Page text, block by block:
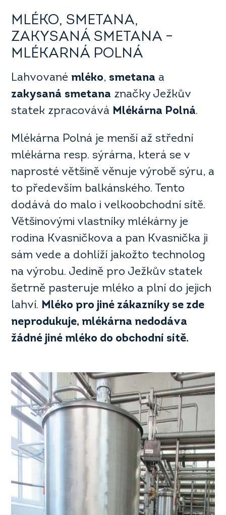
MLÉKO, SMETANA,
ZAKYSANÁ SMETANA –
MLÉKARNÁ POLNÁ
Lahvované mléko, smetana a
zakysaná smetana značky Ježkův
statek zpracovává Mlékárna Polná.
Mlékárna Polná je menší až střední
mlékárna resp. sýrárna, která se v
naprosté většině věnuje výrobě sýru, a
to především balkánského. Tento
dodává do malo i velkoobchodní sítě.
Většinovými vlastníky mlékárny je
rodina Kvasničkova a pan Kvasnička ji
sám vede a dohlíží jakožto technolog
na výrobu. Jedině pro Ježkův statek
šetrně pasteruje mléko a plní do jejich
lahví. Mléko pro jiné zákazníky se zde
neprodukuje, mlékárna nedodáva
žádné jiné mléko do obchodní sítě.